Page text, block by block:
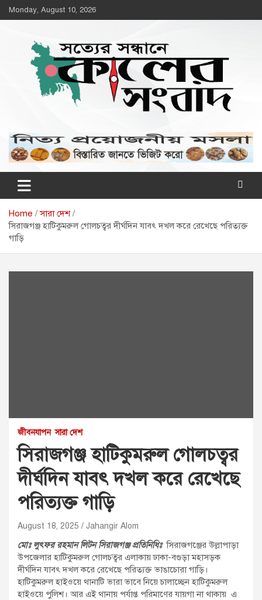
Skip
to
Monday, August 10, 2026
কালের সংবাদ
Home
সারা দেশ
সিরাজগঞ্জ হাটিকুমরুল গোলচত্বর দীর্ঘদিন যাবৎ দখল করে রেখেছে পরিত্যক্ত
গাড়ি
জীবনযাপন সারা দেশ
সিরাজগঞ্জ হাটিকুমরুল গোলচত্বর
দীর্ঘদিন যাবৎ দখল করে রেখেছে
পরিত্যক্ত গাড়ি
August 18, 2025 Jahangir Alom
মোঃ লুৎফর রহমান লিটন সিরাজগঞ্জ প্রতিনিধিঃসিরাজগঞ্জের উল্লাপাড়া
উপজেলার হাটিকুমরুল গোলচত্বর এলাকায় ঢাকা-বগুড়া মহাসড়ক
দীর্ঘদিন যাবৎ দখল করে রেখেছে পরিত্যক্ত ভাঙাচোরা গাড়ি।
হাটিকুমরুল হাইওয়ে থানাটি ভারা ভাবে নিয়ে চালাচ্ছেন হাটিকুমরুল
হাইওয়ে পুলিশ। আর এই থানায় পর্যাপ্ত পরিমাণের যায়গা না থাকায় এ